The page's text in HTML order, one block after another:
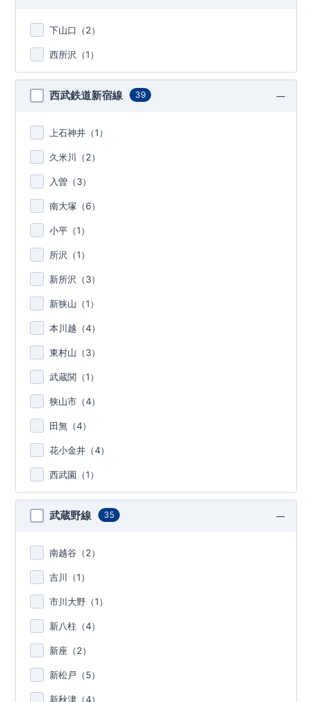
下山口（2）
西所沢（1）
西武鉄道新宿線 39
上石神井（1）
久米川（2）
入曽（3）
南大塚（6）
小平（1）
所沢（1）
新所沢（3）
新狭山（1）
本川越（4）
東村山（3）
武蔵関（1）
狭山市（4）
田無（4）
花小金井（4）
西武園（1）
武蔵野線 35
南越谷（2）
吉川（1）
市川大野（1）
新八柱（4）
新座（2）
新松戸（5）
新秋津（4）